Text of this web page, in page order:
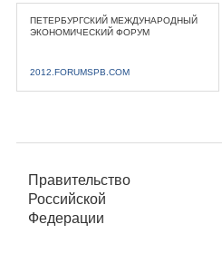
ПЕТЕРБУРГСКИЙ МЕЖДУНАРОДНЫЙ
ЭКОНОМИЧЕСКИЙ ФОРУМ
2012.FORUMSPB.COM
Правительство
Российской
Федерации